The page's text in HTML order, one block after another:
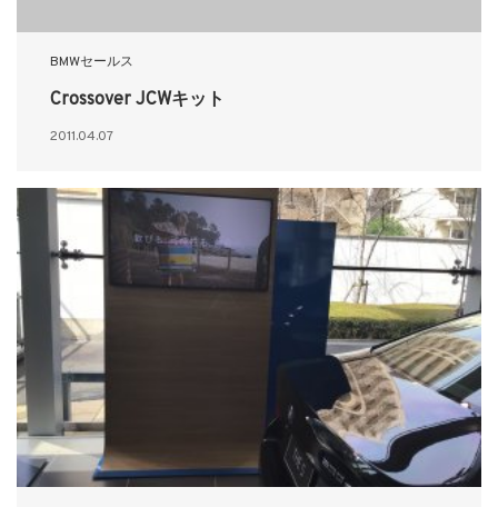
BMWセールス
Crossover JCWキット
2011.04.07